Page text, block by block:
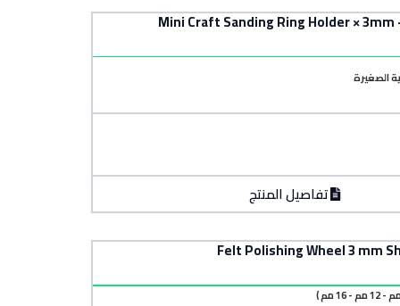
الصغيرة
تفاصيل المنتج